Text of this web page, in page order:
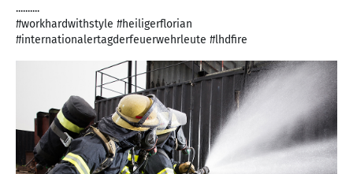
..........
#workhardwithstyle #heiligerflorian
#internationalertagderfeuerwehrleute #lhdfire